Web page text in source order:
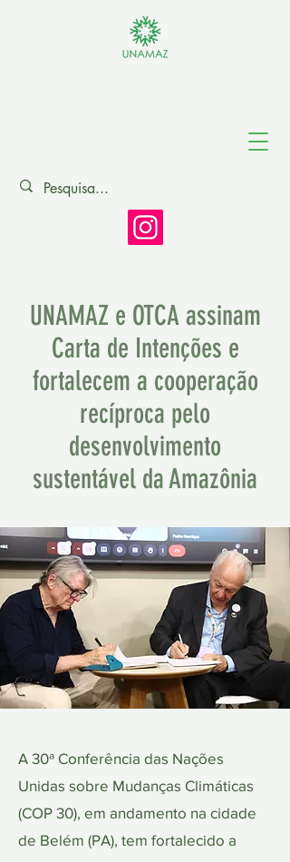
UNAMAZ e OTCA assinam
Carta de Intenções e
fortalecem a cooperação
recíproca pelo
desenvolvimento
sustentável da Amazônia
A 30ª Conferência das Nações
Unidas sobre Mudanças Climáticas
(COP 30), em andamento na cidade
de Belém (PA), tem fortalecido a